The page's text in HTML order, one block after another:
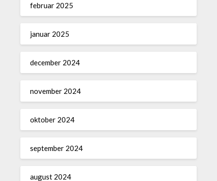
februar 2025
januar 2025
december 2024
november 2024
oktober 2024
september 2024
august 2024